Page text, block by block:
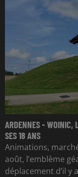
ARDENNES - WOINIC,
SES 18 ANS
Animations,
août, l’emblème
déplacement d’il y